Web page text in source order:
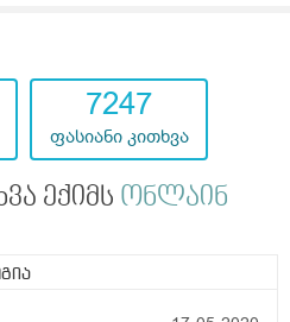
7247
ფასიანი კითხვა
ექიმს ონლაინ